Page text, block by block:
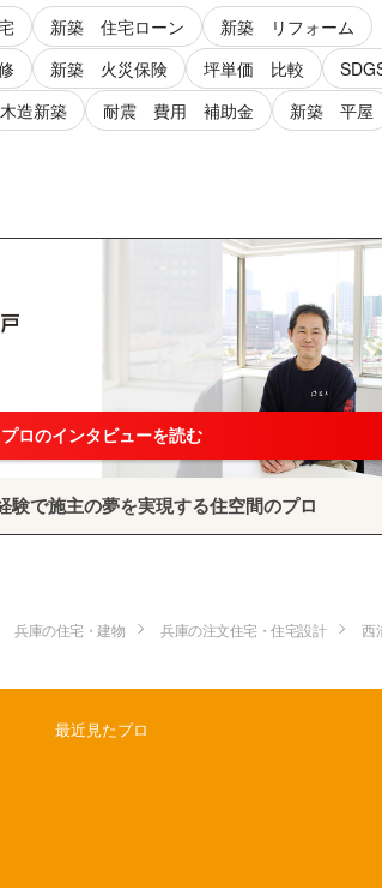
新築 住宅ローン
新築 リフォーム
新築 火災保険 坪単価 比較
木造新築 耐震 費用 補助金 新築 平屋
プロのインタビューを読む
験で施主の夢を実現する住空間のプロ
兵庫の住宅・建物 兵庫の注文住宅・住宅設計
西
最近見たプロ